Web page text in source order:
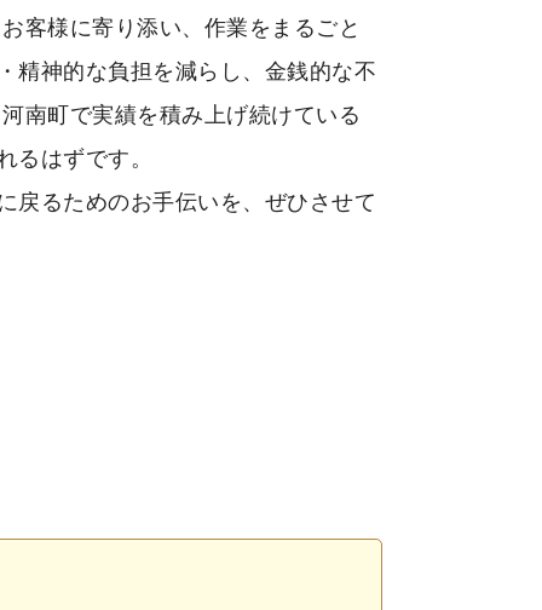
客様に寄り添い、作業をまるごと
精神的な負担を減らし、金銭的な不
南町で実績を積み上げ続けている
るはずです。
戻るためのお手伝いを、ぜひさせて